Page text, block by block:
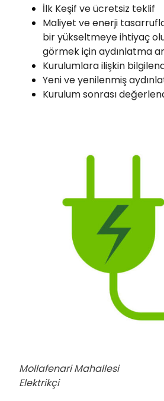
İlk Keşif ve ücretsiz teklif
Maliyet ve enerji
bir yükseltmeye ihtiyaç
görmek için aydınlatma
Kurulumlara ilişkin
Yeni ve yenilenmiş
Kurulum sonrası
Mollafenari Mahallesi
Elektrikçi